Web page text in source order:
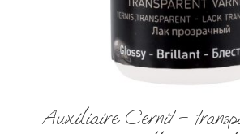
Auxiliaire Cernit –